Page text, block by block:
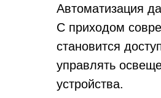
Автоматизация
С приходом
становится
управлять
устройства.